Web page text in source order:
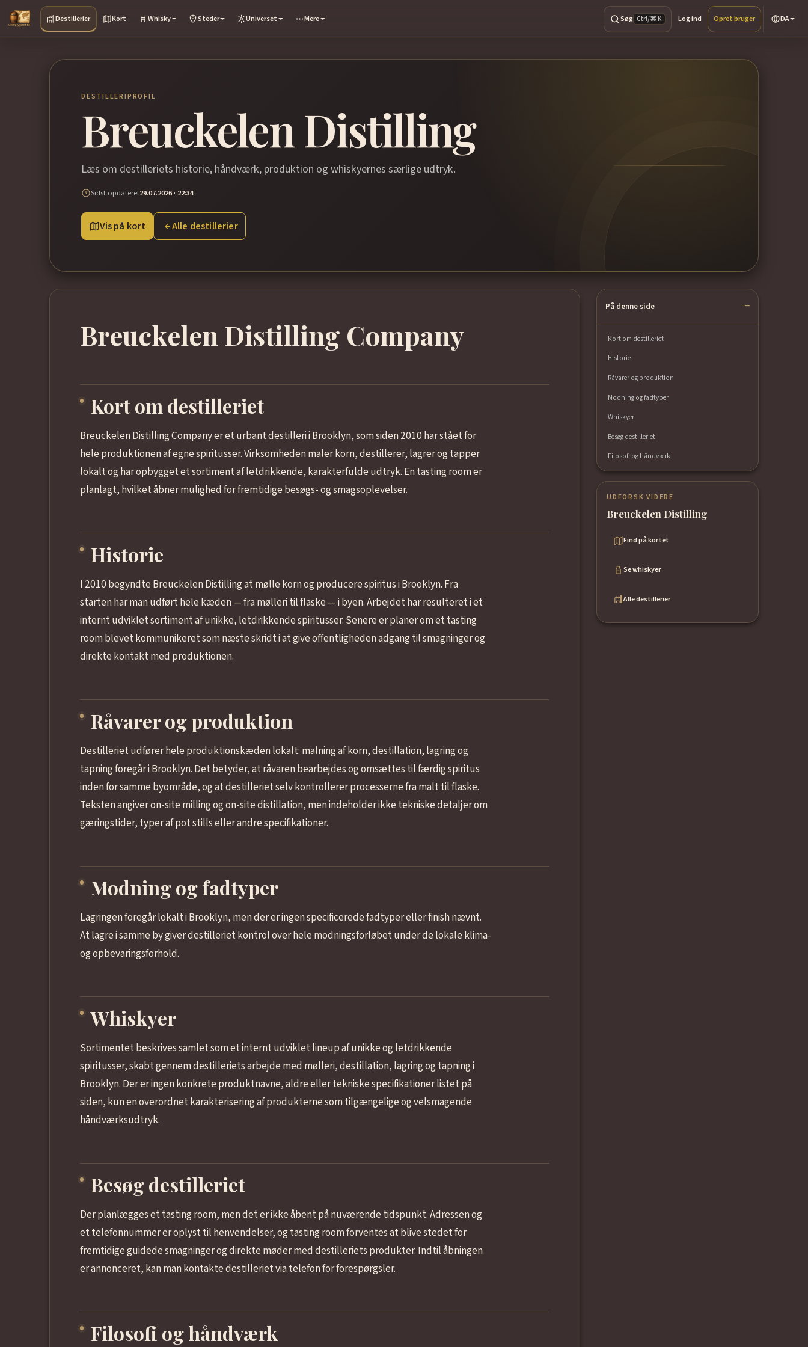
Destillerier Kort Whisky Steder Universet Mere Søg Ctrl/⌘ K Log ind Opret bruger DA
DESTILLERIPROFIL
Breuckelen Distilling
Læs om destilleriets historie, håndværk, produktion og whiskyernes særlige udtryk.
Sidst opdateret29.07.2026 · 22:34
Vis på kort Alle destillerier
På denne side
Kort om destilleriet
Historie
Råvarer og produktion
Modning og fadtyper
Whiskyer
Besøg destilleriet
Filosofi og håndværk
UDFORSK VIDERE
Breuckelen Distilling
Find på kortet
Se whiskyer
Alle destillerier
Breuckelen Distilling Company
Kort om destilleriet
Breuckelen Distilling Company er et urbant destilleri i Brooklyn, som siden 2010 har stået for
hele produktionen af egne spiritusser. Virksomheden maler korn, destillerer, lagrer og tapper
lokalt og har opbygget et sortiment af letdrikkende, karakterfulde udtryk. En tasting room er
planlagt, hvilket åbner mulighed for fremtidige besøgs- og smagsoplevelser.
Historie
I 2010 begyndte Breuckelen Distilling at mølle korn og producere spiritus i Brooklyn. Fra
starten har man udført hele kæden — fra mølleri til flaske — i byen. Arbejdet har resulteret i et
internt udviklet sortiment af unikke, letdrikkende spiritusser. Senere er planer om et tasting
room blevet kommunikeret som næste skridt i at give offentligheden adgang til smagninger og
direkte kontakt med produktionen.
Råvarer og produktion
Destilleriet udfører hele produktionskæden lokalt: malning af korn, destillation, lagring og
tapning foregår i Brooklyn. Det betyder, at råvaren bearbejdes og omsættes til færdig spiritus
inden for samme byområde, og at destilleriet selv kontrollerer processerne fra malt til flaske.
Teksten angiver on-site milling og on-site distillation, men indeholder ikke tekniske detaljer om
gæringstider, typer af pot stills eller andre specifikationer.
Modning og fadtyper
Lagringen foregår lokalt i Brooklyn, men der er ingen specificerede fadtyper eller finish nævnt.
At lagre i samme by giver destilleriet kontrol over hele modningsforløbet under de lokale klima-
og opbevaringsforhold.
Whiskyer
Sortimentet beskrives samlet som et internt udviklet lineup af unikke og letdrikkende
spiritusser, skabt gennem destilleriets arbejde med mølleri, destillation, lagring og tapning i
Brooklyn. Der er ingen konkrete produktnavne, aldre eller tekniske specifikationer listet på
siden, kun en overordnet karakterisering af produkterne som tilgængelige og velsmagende
håndværksudtryk.
Besøg destilleriet
Der planlægges et tasting room, men det er ikke åbent på nuværende tidspunkt. Adressen og
et telefonnummer er oplyst til henvendelser, og tasting room forventes at blive stedet for
fremtidige guidede smagninger og direkte møder med destilleriets produkter. Indtil åbningen
er annonceret, kan man kontakte destilleriet via telefon for forespørgsler.
Filosofi og håndværk